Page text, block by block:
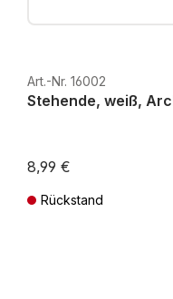
Art.-Nr. 16002
Stehende, weiß,
8,99 €
Rückstand